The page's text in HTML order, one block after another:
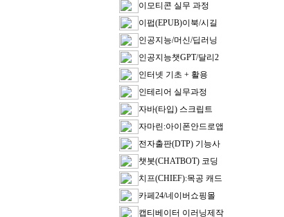
이모티콘 실무 과정
이펍(EPUB)이북/시길
인공지능/머신/딥러닝
인공지능챗GPT/달리2
인터넷 기초 + 활용
인테리어 실무과정
자바(타입) 스크립트
자마린:아이폰안드로앱
전자출판(DTP) 기능사
챗봇(CHATBOT) 코딩
치프(CHIEF):목공 캐드
카페24/네이버쇼핑몰
캡티베이터 이러닝제작